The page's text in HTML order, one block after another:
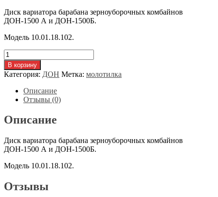
Диск вариатора барабана зерноуборочных комбайнов
ДОН-1500 А и ДОН-1500Б.
Модель 10.01.18.102.
Количество
товара
Диск
вариатора
барабана
10.01.18.102
В корзину
Категория: ДОН Метка: молотилка
Описание
Отзывы (0)
Описание
Диск вариатора барабана зерноуборочных комбайнов
ДОН-1500 А и ДОН-1500Б.
Модель 10.01.18.102.
Отзывы